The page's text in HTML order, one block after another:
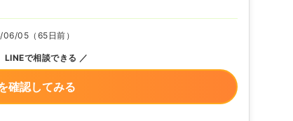
05（65日前）
LINEで相談できる
確認してみる